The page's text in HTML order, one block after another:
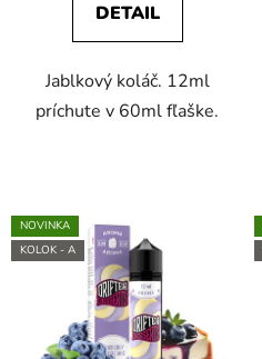
DETAIL
Jablkový koláč. 12ml
príchute v 60ml fľaške.
NOVINKA
KOLOK - A